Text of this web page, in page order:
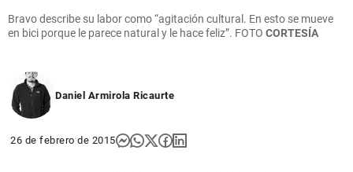
Bravo describe su labor como “agitación cultural. En esto se mueve
en bici porque le parece natural y le hace feliz”. FOTO CORTESÍA
Daniel Armirola Ricaurte
26 de febrero de 2015